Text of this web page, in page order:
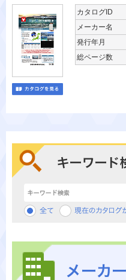
カタログID
メーカー名
発行年月
総ページ数
キーワード検索